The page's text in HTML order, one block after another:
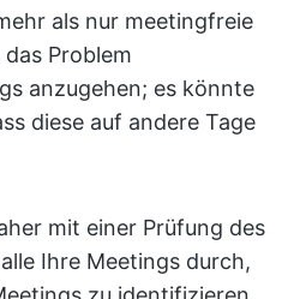
als nur meetingfreie
Problem
anzugehen; es könnte
diese auf andere Tage
mit einer Prüfung des
Ihre Meetings durch,